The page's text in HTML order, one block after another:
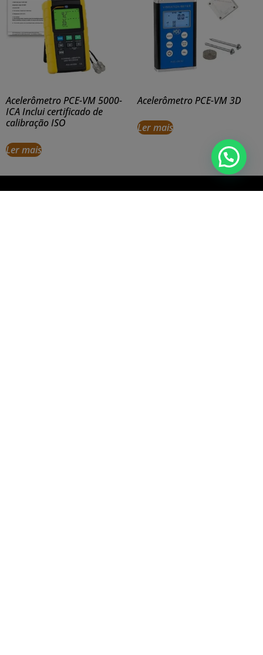
Acelerômetro PCE-VM 5000-
ICA Inclui certificado de
calibração ISO
Ler mais
Acelerômetro PCE-VM 3D
Ler mais